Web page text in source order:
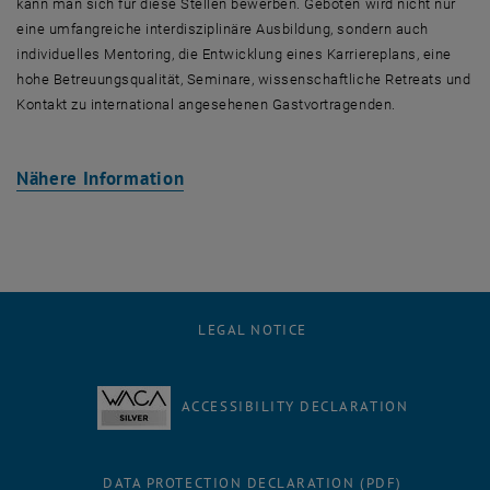
kann man sich für diese Stellen bewerben. Geboten wird nicht nur
eine umfangreiche interdisziplinäre Ausbildung, sondern auch
individuelles Mentoring, die Entwicklung eines Karriereplans, eine
hohe Betreuungsqualität, Seminare, wissenschaftliche Retreats und
Kontakt zu international angesehenen Gastvortragenden.
Nähere Information, opens an external URL in a new
LEGAL NOTICE
ACCESSIBILITY DECLARATION
DATA PROTECTION DECLARATION (PDF)